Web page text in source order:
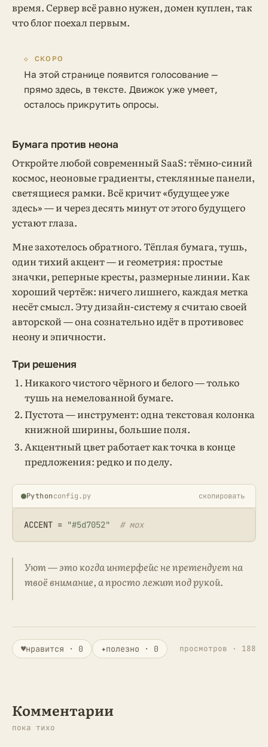
время. Сервер всё равно нужен, домен куплен, так
что блог поехал первым.
◇ СКОРО
На этой странице появится голосование —
прямо здесь, в тексте. Движок уже умеет,
осталось прикрутить опросы.
Бумага против неона
Откройте любой современный SaaS: тёмно-синий
космос, неоновые градиенты, стеклянные панели,
светящиеся рамки. Всё кричит «будущее уже
здесь» — и через десять минут от этого будущего
устают глаза.
Мне захотелось обратного. Тёплая бумага, тушь,
один тихий акцент — и геометрия: простые
значки, реперные кресты, размерные линии. Как
хороший чертёж: ничего лишнего, каждая метка
несёт смысл. Эту дизайн-систему я считаю своей
авторской — она сознательно идёт в противовес
неону и эпичности.
Три решения
Никакого чистого чёрного и белого — только
тушь на немелованной бумаге.
Пустота — инструмент: одна текстовая колонка
книжной ширины, большие поля.
Акцентный цвет работает как точка в конце
предложения: редко и по делу.
Pythonconfig.py скопировать
ACCENT = "#5d7052" # мох
Уют — это когда интерфейс не претендует на
твоё внимание, а просто лежит под рукой.
♥нравится · 0 ✦полезно · 0 просмотров · 188
Комментарии
пока тихо